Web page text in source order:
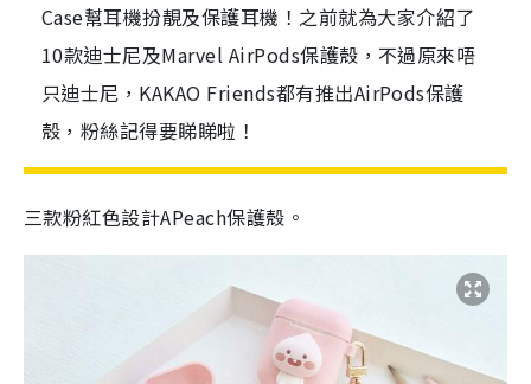
Case幫耳機扮靚及保護耳機！之前就為大家介紹了
10款迪士尼及Marvel AirPods保護殼，不過原來唔
只迪士尼，KAKAO Friends都有推出AirPods保護
殼，粉絲記得要睇睇啦！
三款粉紅色設計APeach保護殼。